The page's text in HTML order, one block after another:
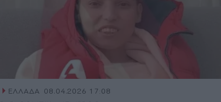
ΕΛΛΑΔΑ 08.04.2026 17:08